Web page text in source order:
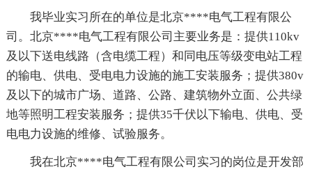
我毕业实习所在的单位是北京****电气工程有限公
司。北京****电气工程有限公司主要业务是：提供110kv
及以下送电线路（含电缆工程）和同电压等级变电站工程
的输电、供电、受电电力设施的施工安装服务；提供380v
及以下的城市广场、道路、公路、建筑物外立面、公共绿
地等照明工程安装服务；提供35千伏以下输电、供电、受
电电力设施的维修、试验服务。
我在北京****电气工程有限公司实习的岗位是开发部